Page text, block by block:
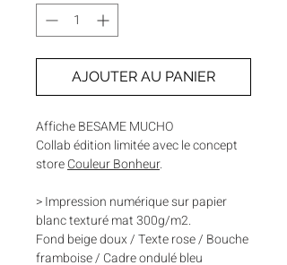
AJOUTER AU PANIER
Affiche BESAME MUCHO
Collab édition limitée avec le concept
storeCouleur Bonheur.
> Impression numérique sur papier
blanc texturé mat 300g/m2.
Fond beige doux / Texte rose / Bouche
framboise / Cadre ondulé bleu